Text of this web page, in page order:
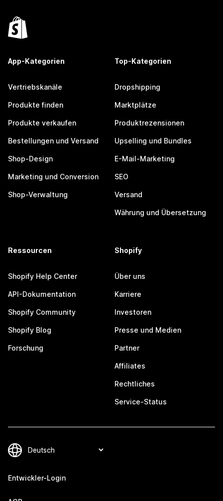
App-Kategorien
Vertriebskanäle
Produkte finden
Produkte verkaufen
Bestellungen und Versand
Shop-Design
Marketing und Conversion
Shop-Verwaltung
Top-Kategorien
Dropshipping
Marktplätze
Produktrezensionen
Upselling und Bundles
E-Mail-Marketing
SEO
Versand
Währung und Übersetzung
Ressourcen
Shopify Help Center
API-Dokumentation
Shopify Community
Shopify Blog
Forschung
Shopify
Über uns
Karriere
Investoren
Presse und Medien
Partner
Affiliates
Rechtliches
Service-Status
Entwickler-Login